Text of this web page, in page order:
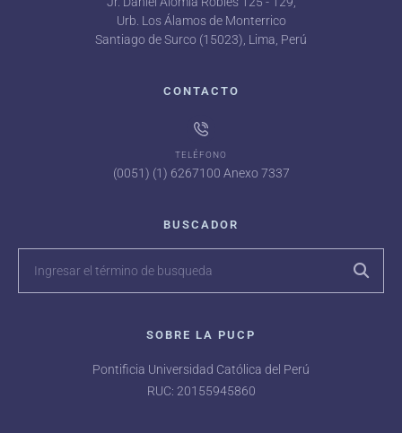
Urb. Los Álamos de Monterrico
Santiago de Surco (15023), Lima, Perú
CONTACTO
TELÉFONO
(0051) (1) 6267100 Anexo 7337
BUSCADOR
SOBRE LA PUCP
Pontificia Universidad Católica del Perú
RUC: 20155945860